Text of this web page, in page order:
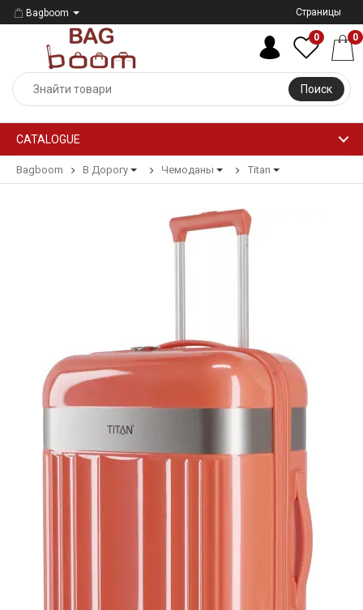
Bagboom Страницы
Поиск
0 0
CATALOGUE
Bagboom В Дорогу Чемоданы Titan